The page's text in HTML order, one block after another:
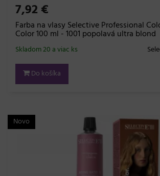
7,92 €
Farba na vlasy Selective Professional
Color 100 ml - 1001 popolavá ultra blond
Skladom 20 a viac ks
Do košíka
Novo